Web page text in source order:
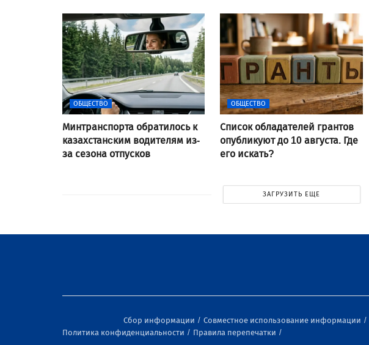
ОБЩЕСТВО
Минтранспорта обратилось к
казахстанcким водителям из-
за сезона отпусков
ОБЩЕСТВО
Список обладателей грантов
опубликуют до 10 августа. Где
его искать?
ЗАГРУЗИТЬ ЕЩЕ
Сбор информации Совместное использование информации
Политика конфиденциальности
Правила перепечатки